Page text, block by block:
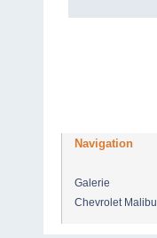
Navigation
Galerie
Chevrolet Malibu